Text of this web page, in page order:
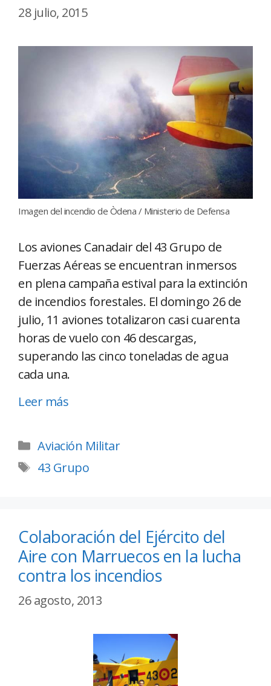
28 julio, 2015
Imagen del incendio de Òdena / Ministerio de Defensa
Los aviones Canadair del 43 Grupo de
Fuerzas Aéreas se encuentran inmersos
en plena campaña estival para la extinción
de incendios forestales. El domingo 26 de
julio, 11 aviones totalizaron casi cuarenta
horas de vuelo con 46 descargas,
superando las cinco toneladas de agua
cada una.
Leer más
Aviación Militar
43 Grupo
Colaboración del Ejército del
Aire con Marruecos en la lucha
contra los incendios
26 agosto, 2013